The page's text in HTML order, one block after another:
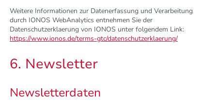
Weitere Informationen zur Datenerfassung und Verarbeitung
durch IONOS WebAnalytics entnehmen Sie der
Datenschutzerklaerung von IONOS unter folgendem Link:
https://www.ionos.de/terms-gtc/datenschutzerklaerung/
6. Newsletter
Newsletter­daten